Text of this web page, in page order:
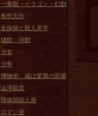
一角獣・ドラゴン・幻獣
奇想天外
名探偵と殺人美学
城館・洋館
少女
少年
博物学、或は驚異の部屋
澁澤龍彦
球体関節人形
ロマン派